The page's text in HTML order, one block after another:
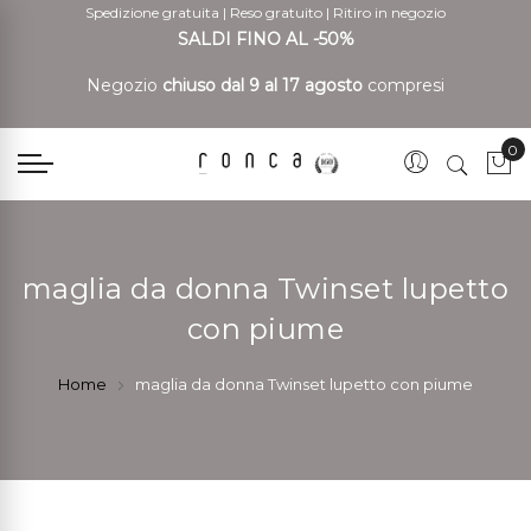
Spedizione gratuita | Reso gratuito | Ritiro in negozio
SALDI FINO AL -50%
Negozio chiuso dal 9 al 17 agosto compresi
0
maglia da donna Twinset lupetto
con piume
Home maglia da donna Twinset lupetto con piume